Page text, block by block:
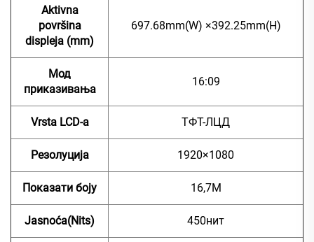
Aktivna
površina
displeja (mm)
697.68mm(W) ×392.25mm(H)
Мод
приказивања
16:09
Vrsta LCD-a ТФТ-ЛЦД
Резолуција 1920×1080
Показати боју 16,7М
Jasnoća(Nits) 450нит